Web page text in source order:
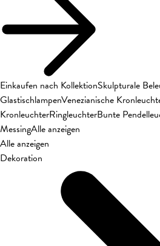
Einkaufen nach KollektionSkulpturale
GlastischlampenVenezianische
KronleuchterRingleuchterBunte
MessingAlle anzeigen
Alle anzeigen
Dekoration